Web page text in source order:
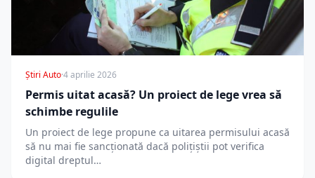
Știri Auto·4 aprilie 2026
Permis uitat acasă? Un proiect de lege vrea să
schimbe regulile
Un proiect de lege propune ca uitarea permisului acasă
să nu mai fie sancționată dacă polițiștii pot verifica
digital dreptul…